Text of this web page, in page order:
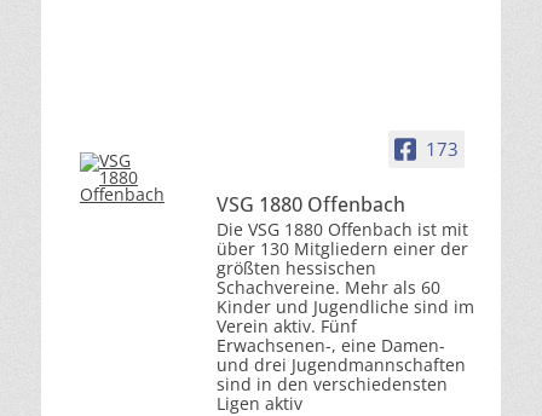
173
VSG 1880 Offenbach
Die VSG 1880 Offenbach ist mit
über 130 Mitgliedern einer der
größten hessischen
Schachvereine. Mehr als 60
Kinder und Jugendliche sind im
Verein aktiv. Fünf
Erwachsenen-, eine Damen-
und drei Jugendmannschaften
sind in den verschiedensten
Ligen aktiv